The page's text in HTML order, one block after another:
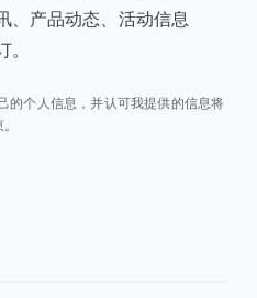
、产品动态、活动信息
的个人信息，并认可我提供的信息将